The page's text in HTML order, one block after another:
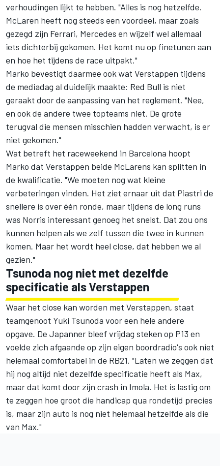
verhoudingen lijkt te hebben. "Alles is nog hetzelfde.
McLaren heeft nog steeds een voordeel, maar zoals
gezegd zijn Ferrari, Mercedes en wijzelf wel allemaal
iets dichterbij gekomen. Het komt nu op finetunen aan
en hoe het tijdens de race uitpakt."
Marko bevestigt daarmee ook wat Verstappen tijdens
de mediadag al duidelijk maakte: Red Bull is niet
geraakt door de aanpassing van het reglement. "Nee,
en ook de andere twee topteams niet. De grote
terugval die mensen misschien hadden verwacht, is er
niet gekomen."
Wat betreft het raceweekend in Barcelona hoopt
Marko dat Verstappen beide McLarens kan splitten in
de kwalificatie. "We moeten nog wat kleine
verbeteringen vinden. Het ziet ernaar uit dat Piastri de
snellere is over één ronde, maar tijdens de long runs
was Norris interessant genoeg het snelst. Dat zou ons
kunnen helpen als we zelf tussen die twee in kunnen
komen. Maar het wordt heel close, dat hebben we al
gezien."
Tsunoda nog niet met dezelfde
specificatie als Verstappen
Waar het close kan worden met Verstappen, staat
teamgenoot Yuki Tsunoda voor een hele andere
opgave. De Japanner bleef vrijdag steken op P13 en
voelde zich afgaande op zijn eigen boordradio's ook niet
helemaal comfortabel in de RB21. "Laten we zeggen dat
hij nog altijd niet dezelfde specificatie heeft als Max,
maar dat komt door zijn crash in Imola. Het is lastig om
te zeggen hoe groot die handicap qua rondetijd precies
is, maar zijn auto is nog niet helemaal hetzelfde als die
van Max."